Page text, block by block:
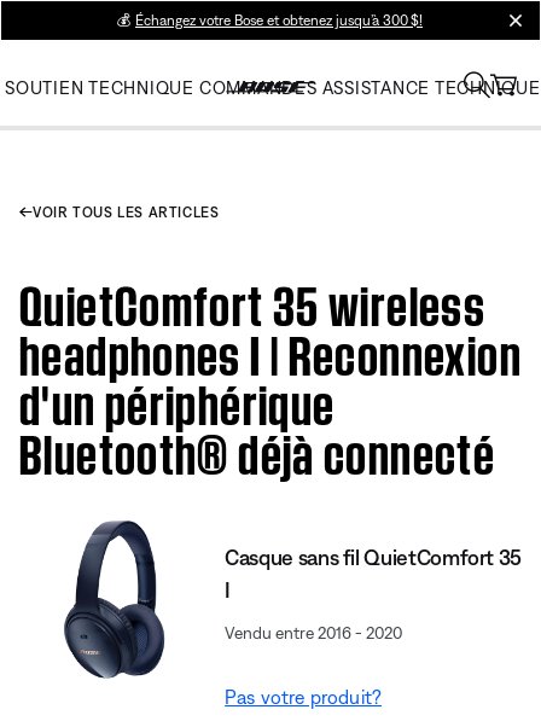
💰 Échangez votre Bose et obtenez jusqu’à 300 $!
SOUTIEN TECHNIQUE COMMANDES ASSISTANCE TECHNIQUE
VOIR TOUS LES ARTICLES
QuietComfort 35 wireless
headphones I | Reconnexion
d'un périphérique
Bluetooth® déjà connecté
Casque sans fil QuietComfort 35
I
Vendu entre 2016 - 2020
Pas votre produit?